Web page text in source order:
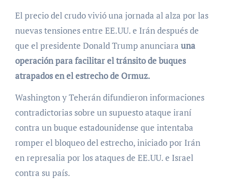
El precio del crudo vivió una jornada al alza por las
nuevas tensiones entre EE.UU. e Irán después de
que el presidente Donald Trump anunciara una
operación para facilitar el tránsito de buques
atrapados en el estrecho de Ormuz.
Washington y Teherán difundieron informaciones
contradictorias sobre un supuesto ataque iraní
contra un buque estadounidense que intentaba
romper el bloqueo del estrecho, iniciado por Irán
en represalia por los ataques de EE.UU. e Israel
contra su país.